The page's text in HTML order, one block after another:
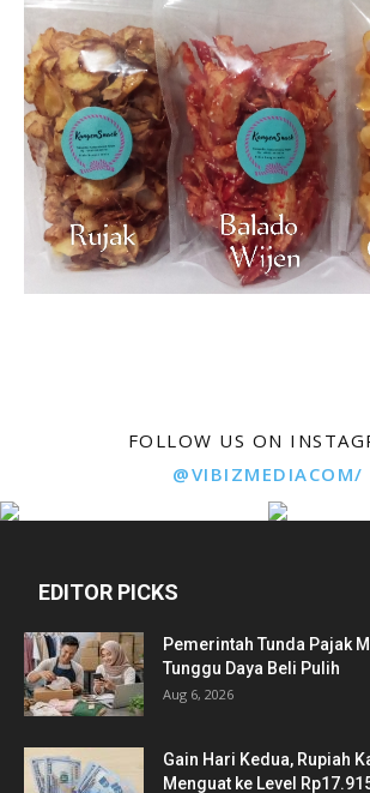
FOLLOW US ON
@VIBIZMEDIACOM/
EDITOR PICKS
Pemerintah Tunda Pajak
Tunggu Daya Beli Pulih
Aug 6, 2026
Gain Hari Kedua, Rupiah
Menguat ke Level